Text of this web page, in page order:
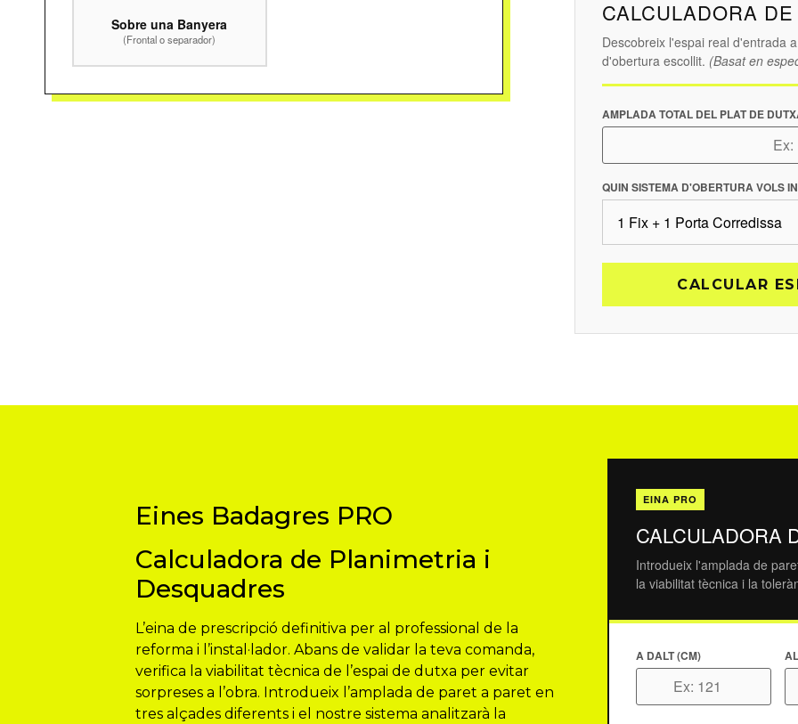
Sobre una Banyera
(Frontal o separador)
CALCULADORA
Descobreix l'espai real d'entrada
d'obertura escollit. (Basat en
AMPLADA TOTAL DEL PLAT DE
QUIN SISTEMA D'OBERTURA VOLS
CALCULAR
Eines Badagres PRO
Calculadora de Planimetria i
Desquadres
L’eina de prescripció definitiva per al professional de la
reforma i l’instal·lador. Abans de validar la teva comanda,
verifica la viabilitat tècnica de l’espai de dutxa per evitar
sorpreses a l’obra. Introdueix l’amplada de paret a paret en
tres alçades diferents i el nostre sistema analitzarà la
EINA PRO
CALCULADORA
Introdueix l'amplada de
la viabilitat tècnica i la
A DALT (CM)